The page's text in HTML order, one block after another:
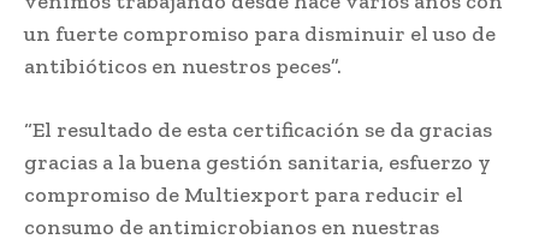
un fuerte compromiso para disminuir el uso de
antibióticos en nuestros peces”.
“El resultado de esta certificación se da gracias
gracias a la buena gestión sanitaria, esfuerzo y
compromiso de Multiexport para reducir el
consumo de antimicrobianos en nuestras